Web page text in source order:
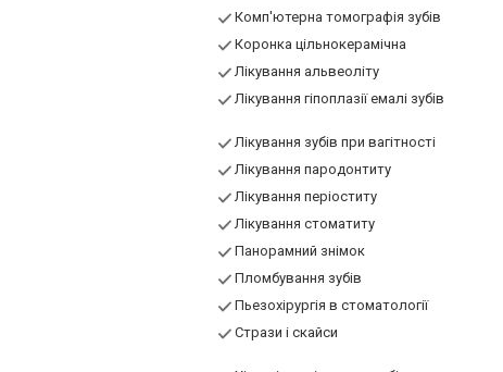
Комп'ютерна томографія зубів
Коронка цільнокерамічна
Лікування альвеоліту
Лікування гіпоплазії емалі зубів
Лікування зубів при вагітності
Лікування пародонтиту
Лікування періоститу
Лікування стоматиту
Панорамний знімок
Пломбування зубів
Пьезохірургія в стоматології
Стрази і скайси